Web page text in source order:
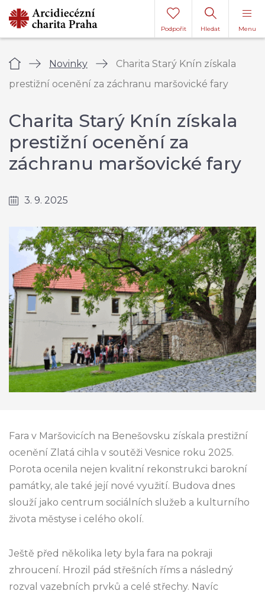
Menu
Hledat
Podpořit
Úvod Novinky
Charita Starý Knín získala
prestižní ocenění za záchranu maršovické fary
Charita Starý Knín získala
prestižní ocenění za
záchranu maršovické fary
3. 9. 2025
Fara v Maršovicích na Benešovsku získala prestižní
ocenění Zlatá cihla v soutěži Vesnice roku 2025.
Porota ocenila nejen kvalitní rekonstrukci barokní
památky, ale také její nové využití. Budova dnes
slouží jako centrum sociálních služeb a kulturního
života městyse i celého okolí.
Ještě před několika lety byla fara na pokraji
zhroucení. Hrozil pád střešních říms a následný
rozval vazebních prvků a celé střechy. Navíc